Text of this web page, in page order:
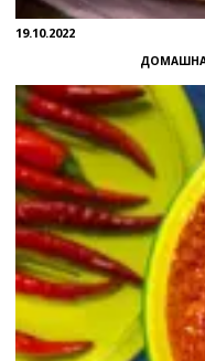
19.10.2022
ДОМАШНА